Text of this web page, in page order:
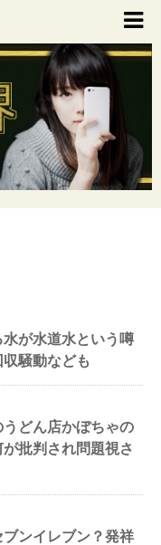
が水道水という噂
騒動なども
どん店かぼちゃの
批判され問題視さ
ンイレブン？発祥